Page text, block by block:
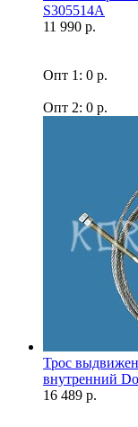
S305514A
11 990 р.
Опт 1: 0 р.
Опт 2: 0 р.
Трос
внутренний
16 489 р.